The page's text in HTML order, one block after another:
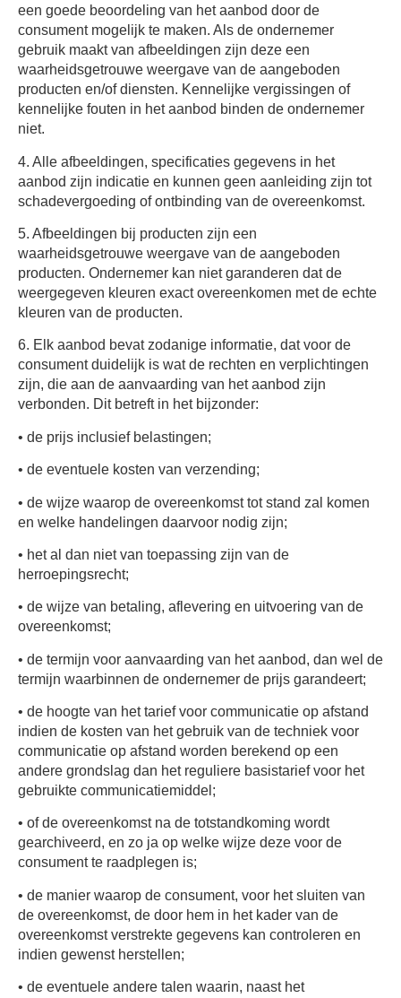
een goede beoordeling van het aanbod door de
consument mogelijk te maken. Als de ondernemer
gebruik maakt van afbeeldingen zijn deze een
waarheidsgetrouwe weergave van de aangeboden
producten en/of diensten. Kennelijke vergissingen of
kennelijke fouten in het aanbod binden de ondernemer
niet.
4. Alle afbeeldingen, specificaties gegevens in het
aanbod zijn indicatie en kunnen geen aanleiding zijn tot
schadevergoeding of ontbinding van de overeenkomst.
5. Afbeeldingen bij producten zijn een
waarheidsgetrouwe weergave van de aangeboden
producten. Ondernemer kan niet garanderen dat de
weergegeven kleuren exact overeenkomen met de echte
kleuren van de producten.
6. Elk aanbod bevat zodanige informatie, dat voor de
consument duidelijk is wat de rechten en verplichtingen
zijn, die aan de aanvaarding van het aanbod zijn
verbonden. Dit betreft in het bijzonder:
• de prijs inclusief belastingen;
• de eventuele kosten van verzending;
• de wijze waarop de overeenkomst tot stand zal komen
en welke handelingen daarvoor nodig zijn;
• het al dan niet van toepassing zijn van de
herroepingsrecht;
• de wijze van betaling, aflevering en uitvoering van de
overeenkomst;
• de termijn voor aanvaarding van het aanbod, dan wel de
termijn waarbinnen de ondernemer de prijs garandeert;
• de hoogte van het tarief voor communicatie op afstand
indien de kosten van het gebruik van de techniek voor
communicatie op afstand worden berekend op een
andere grondslag dan het reguliere basistarief voor het
gebruikte communicatiemiddel;
• of de overeenkomst na de totstandkoming wordt
gearchiveerd, en zo ja op welke wijze deze voor de
consument te raadplegen is;
• de manier waarop de consument, voor het sluiten van
de overeenkomst, de door hem in het kader van de
overeenkomst verstrekte gegevens kan controleren en
indien gewenst herstellen;
• de eventuele andere talen waarin, naast het